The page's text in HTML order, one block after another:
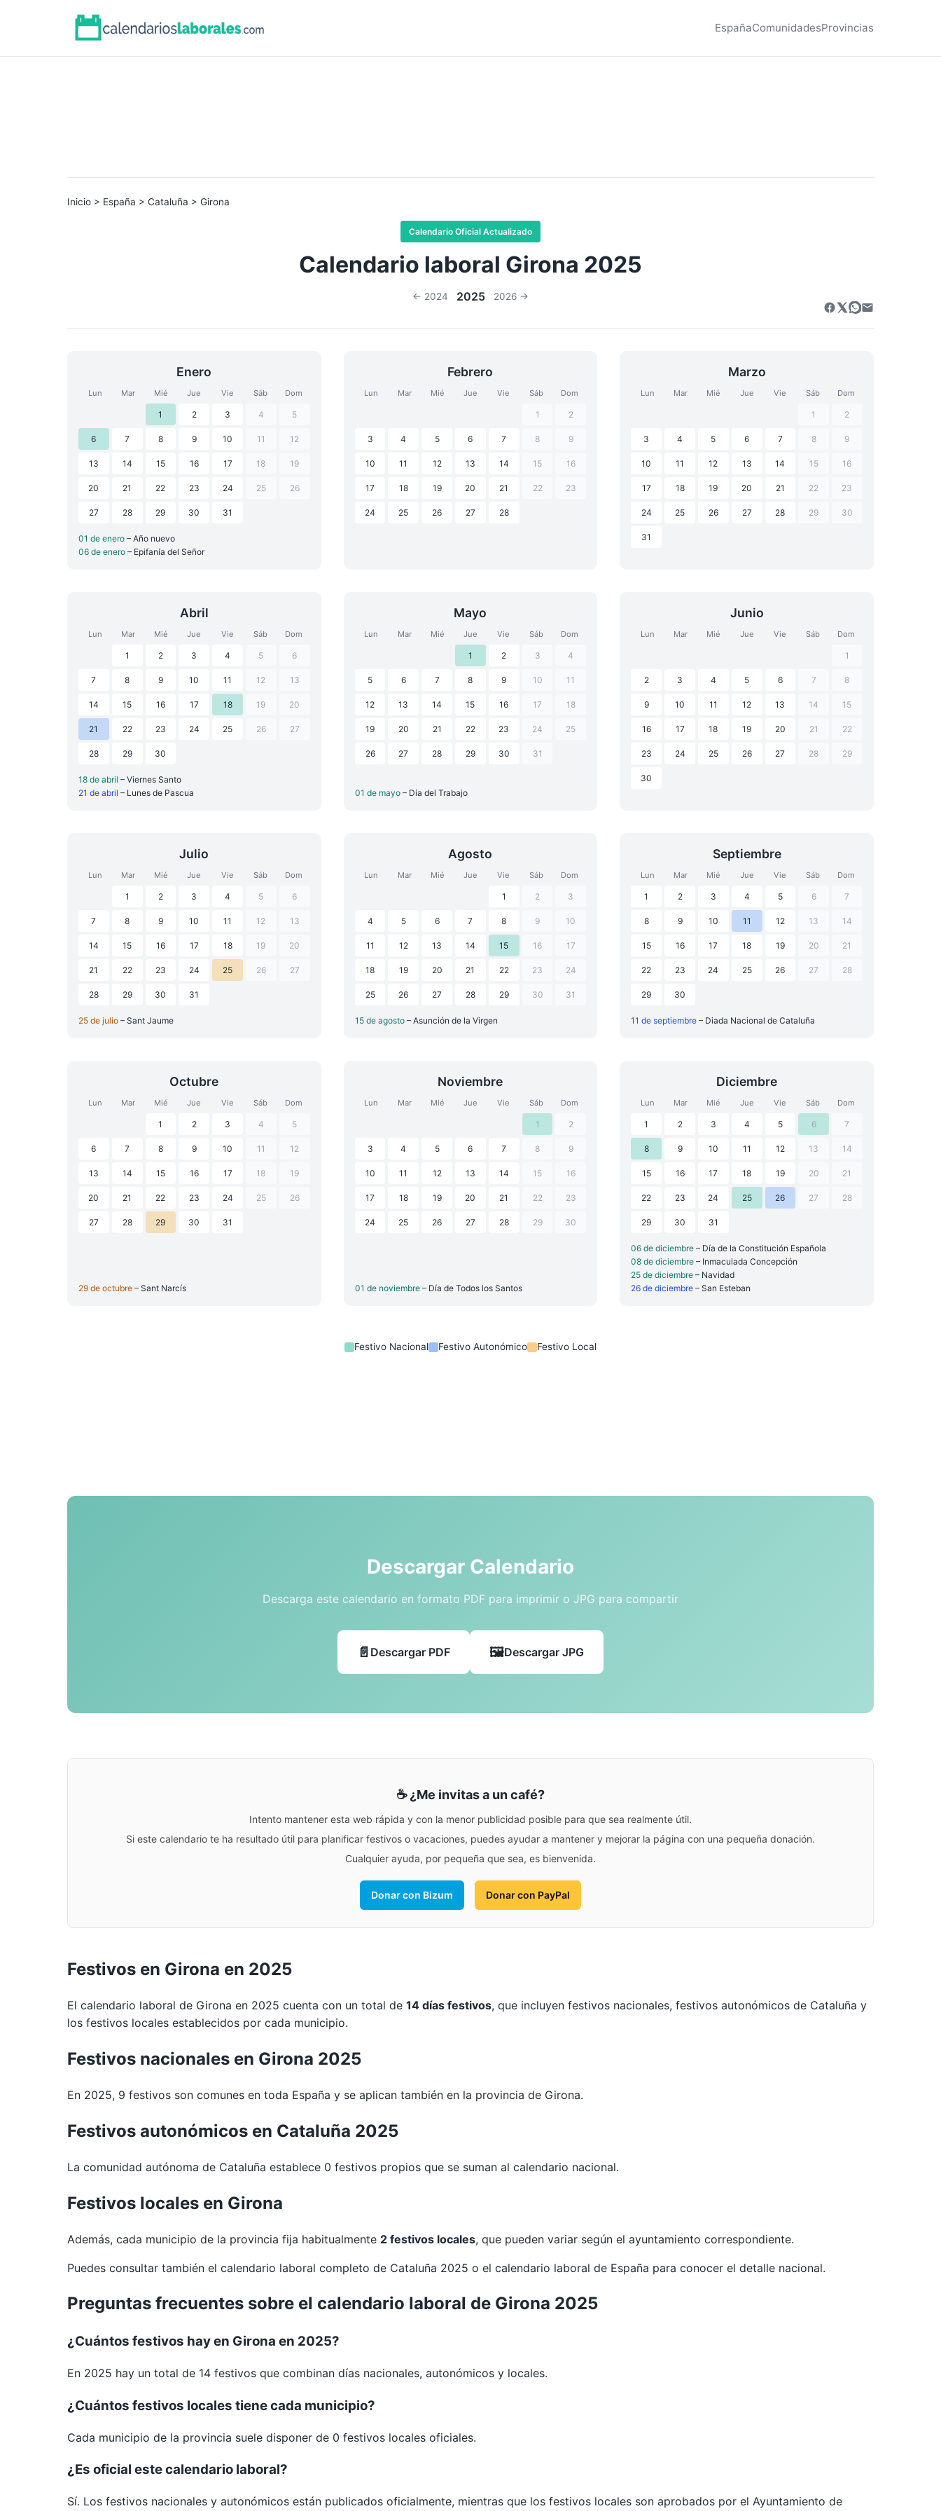
EspañaComunidadesProvincias
Inicio > España > Cataluña > Girona
Calendario Oficial Actualizado
Calendario laboral Girona 2025
← 2024 2025 2026 →
Enero
Lun Mar Mié Jue Vie Sáb Dom
1 2 3 4 5
6 7 8 9 10 11 12
13 14 15 16 17 18 19
20 21 22 23 24 25 26
27 28 29 30 31
01 de enero – Año nuevo
06 de enero – Epifanía del Señor
Febrero
Lun Mar Mié Jue Vie Sáb Dom
1 2
3 4 5 6 7 8 9
10 11 12 13 14 15 16
17 18 19 20 21 22 23
24 25 26 27 28
Marzo
Lun Mar Mié Jue Vie Sáb Dom
1 2
3 4 5 6 7 8 9
10 11 12 13 14 15 16
17 18 19 20 21 22 23
24 25 26 27 28 29 30
31
Abril
Lun Mar Mié Jue Vie Sáb Dom
1 2 3 4 5 6
7 8 9 10 11 12 13
14 15 16 17 18 19 20
21 22 23 24 25 26 27
28 29 30
18 de abril – Viernes Santo
21 de abril – Lunes de Pascua
Mayo
Lun Mar Mié Jue Vie Sáb Dom
1 2 3 4
5 6 7 8 9 10 11
12 13 14 15 16 17 18
19 20 21 22 23 24 25
26 27 28 29 30 31
01 de mayo – Día del Trabajo
Junio
Lun Mar Mié Jue Vie Sáb Dom
1
2 3 4 5 6 7 8
9 10 11 12 13 14 15
16 17 18 19 20 21 22
23 24 25 26 27 28 29
30
Julio
Lun Mar Mié Jue Vie Sáb Dom
1 2 3 4 5 6
7 8 9 10 11 12 13
14 15 16 17 18 19 20
21 22 23 24 25 26 27
28 29 30 31
25 de julio – Sant Jaume
Agosto
Lun Mar Mié Jue Vie Sáb Dom
1 2 3
4 5 6 7 8 9 10
11 12 13 14 15 16 17
18 19 20 21 22 23 24
25 26 27 28 29 30 31
15 de agosto – Asunción de la Virgen
Septiembre
Lun Mar Mié Jue Vie Sáb Dom
1 2 3 4 5 6 7
8 9 10 11 12 13 14
15 16 17 18 19 20 21
22 23 24 25 26 27 28
29 30
11 de septiembre– Diada Nacional de Cataluña
Octubre
Lun Mar Mié Jue Vie Sáb Dom
1 2 3 4 5
6 7 8 9 10 11 12
13 14 15 16 17 18 19
20 21 22 23 24 25 26
27 28 29 30 31
29 de octubre – Sant Narcís
Noviembre
Lun Mar Mié Jue Vie Sáb Dom
1 2
3 4 5 6 7 8 9
10 11 12 13 14 15 16
17 18 19 20 21 22 23
24 25 26 27 28 29 30
01 de noviembre – Día de Todos los Santos
Diciembre
Lun Mar Mié Jue Vie Sáb Dom
1 2 3 4 5 6 7
8 9 10 11 12 13 14
15 16 17 18 19 20 21
22 23 24 25 26 27 28
29 30 31
06 de diciembre– Día de la Constitución Española
08 de diciembre– Inmaculada Concepción
25 de diciembre– Navidad
26 de diciembre– San Esteban
Festivo Nacional Festivo Autonómico Festivo Local
Descargar Calendario
Descarga este calendario en formato PDF para imprimir o JPG para compartir
Descargar PDF Descargar JPG
☕ ¿Me invitas a un café?
Intento mantener esta web rápida y con la menor publicidad posible para que sea realmente útil.
Si este calendario te ha resultado útil para planificar festivos o vacaciones, puedes ayudar a mantener y mejorar la página con una pequeña donación.
Cualquier ayuda, por pequeña que sea, es bienvenida.
Donar con Bizum Donar con PayPal
Festivos en Girona en 2025
El calendario laboral de Girona en 2025 cuenta con un total de 14 días festivos, que incluyen festivos nacionales, festivos autonómicos de Cataluña y
los festivos locales establecidos por cada municipio.
Festivos nacionales en Girona 2025
En 2025, 9 festivos son comunes en toda España y se aplican también en la provincia de Girona.
Festivos autonómicos en Cataluña 2025
La comunidad autónoma de Cataluña establece 0 festivos propios que se suman al calendario nacional.
Festivos locales en Girona
Además, cada municipio de la provincia fija habitualmente 2 festivos locales, que pueden variar según el ayuntamiento correspondiente.
Puedes consultar también el calendario laboral completo de Cataluña 2025 o el calendario laboral de España para conocer el detalle nacional.
Preguntas frecuentes sobre el calendario laboral de Girona 2025
¿Cuántos festivos hay en Girona en 2025?
En 2025 hay un total de 14 festivos que combinan días nacionales, autonómicos y locales.
¿Cuántos festivos locales tiene cada municipio?
Cada municipio de la provincia suele disponer de 0 festivos locales oficiales.
¿Es oficial este calendario laboral?
Sí. Los festivos nacionales y autonómicos están publicados oficialmente, mientras que los festivos locales son aprobados por el Ayuntamiento de